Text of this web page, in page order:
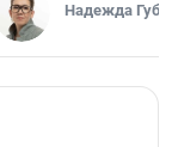
Надежда